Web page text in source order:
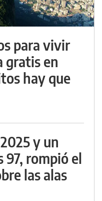
para vivir
gratis en
hay que
y un
97, rompió el
las alas